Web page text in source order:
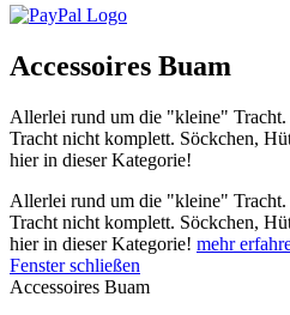
Accessoires Buam
Allerlei rund um die "kleine"
Tracht nicht komplett. Söckchen,
hier in dieser Kategorie!
Allerlei rund um die "kleine"
Tracht nicht komplett. Söckchen,
hier in dieser Kategorie! mehr
Fenster schließen
Accessoires Buam